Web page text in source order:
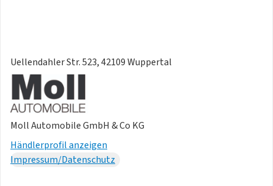
Uellendahler Str. 523, 42109 Wuppertal
Moll Automobile GmbH & Co KG
Händlerprofil anzeigen
Impressum/Datenschutz